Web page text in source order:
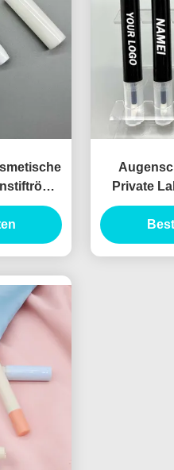
Private
hübsche
Eyeliner-